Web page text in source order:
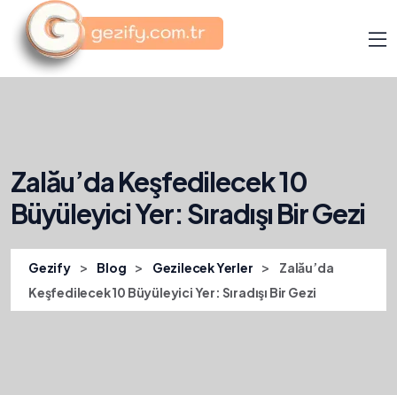
Zalău’da Keşfedilecek 10
Büyüleyici Yer: Sıradışı Bir Gezi
Gezify > Blog > Gezilecek Yerler >
Zalău’da
Keşfedilecek 10 Büyüleyici Yer: Sıradışı Bir Gezi